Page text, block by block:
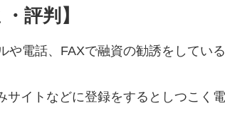
評判】
電話、FAXで融資の勧誘をしている
イトなどに登録をするとしつこく